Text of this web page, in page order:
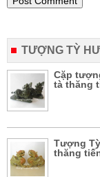
TƯỢNG TỲ
Cặp
tà thăng
Tượng
thăng